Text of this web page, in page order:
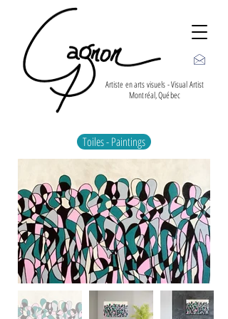
Artiste en arts visuels - Visual Artist
Montréal, Québec
Toiles - Paintings